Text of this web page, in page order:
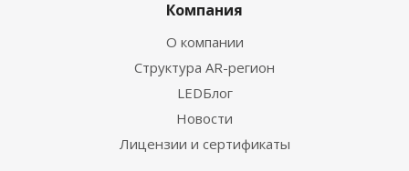
Компания
О компании
Структура AR-регион
LEDБлог
Новости
Лицензии и сертификаты